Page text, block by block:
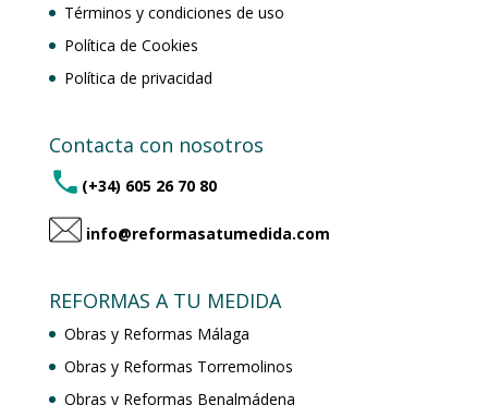
Términos y condiciones de uso
Política de Cookies
Política de privacidad
Contacta con nosotros
(+34) 605 26 70 80
info@reformasatumedida.com
REFORMAS A TU MEDIDA
Obras y Reformas Málaga
Obras y Reformas Torremolinos
Obras y Reformas Benalmádena